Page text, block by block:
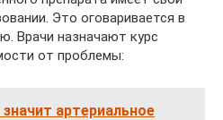
Это оговаривается в
Врачи назначают курс
от проблемы:
артериальное